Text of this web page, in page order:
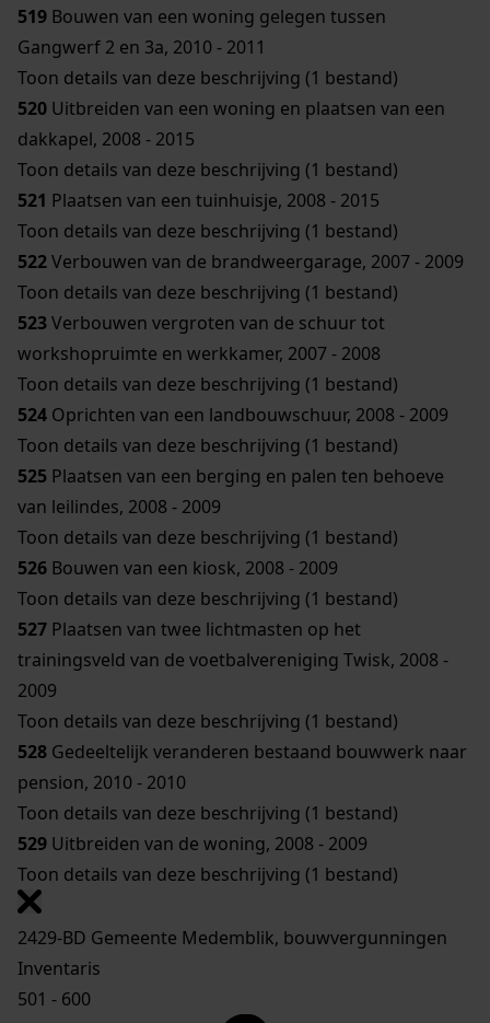
519 Bouwen van een woning gelegen tussen
Gangwerf 2 en 3a, 2010 - 2011
Toon details van deze beschrijving (1 bestand)
520 Uitbreiden van een woning en plaatsen van een
dakkapel, 2008 - 2015
Toon details van deze beschrijving (1 bestand)
521 Plaatsen van een tuinhuisje, 2008 - 2015
Toon details van deze beschrijving (1 bestand)
522Verbouwen van de brandweergarage, 2007 - 2009
Toon details van deze beschrijving (1 bestand)
523Verbouwen vergroten van de schuur tot
workshopruimte en werkkamer, 2007 - 2008
Toon details van deze beschrijving (1 bestand)
524 Oprichten van een landbouwschuur, 2008 - 2009
Toon details van deze beschrijving (1 bestand)
525 Plaatsen van een berging en palen ten behoeve
van leilindes, 2008 - 2009
Toon details van deze beschrijving (1 bestand)
526 Bouwen van een kiosk, 2008 - 2009
Toon details van deze beschrijving (1 bestand)
527 Plaatsen van twee lichtmasten op het
trainingsveld van de voetbalvereniging Twisk, 2008 -
2009
Toon details van deze beschrijving (1 bestand)
528 Gedeeltelijk veranderen bestaand bouwwerk naar
pension, 2010 - 2010
Toon details van deze beschrijving (1 bestand)
529 Uitbreiden van de woning, 2008 - 2009
Toon details van deze beschrijving (1 bestand)
2429-BD Gemeente Medemblik, bouwvergunningen
Inventaris
501 - 600